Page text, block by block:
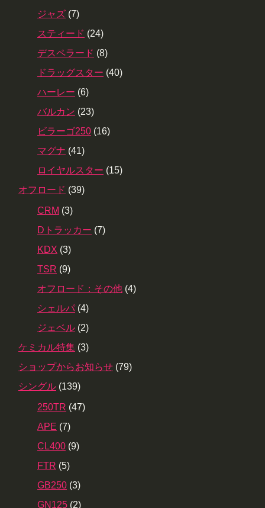
ジャズ (7)
スティード (24)
デスペラード (8)
ドラッグスター (40)
ハーレー (6)
バルカン (23)
ビラーゴ250 (16)
マグナ (41)
ロイヤルスター (15)
オフロード (39)
CRM (3)
Dトラッカー (7)
KDX (3)
TSR (9)
オフロード：その他 (4)
シェルパ (4)
ジェベル (2)
ケミカル特集 (3)
ショップからお知らせ (79)
シングル (139)
250TR (47)
APE (7)
CL400 (9)
FTR (5)
GB250 (3)
GN125 (2)